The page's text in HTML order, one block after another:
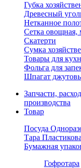
Губка
Древесный
Нетканное
Сетка
Скатерти
Сумка
Товары для
Фольга для
Шпагат
Запчасти,
производства
Товар
Посуда
Тара
Бумажная
Гофротара